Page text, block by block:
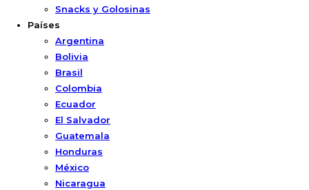
Snacks y Golosinas
Países
Argentina
Bolivia
Brasil
Colombia
Ecuador
El Salvador
Guatemala
Honduras
México
Nicaragua